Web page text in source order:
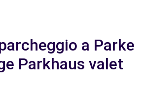
a Parke
Parkhaus valet